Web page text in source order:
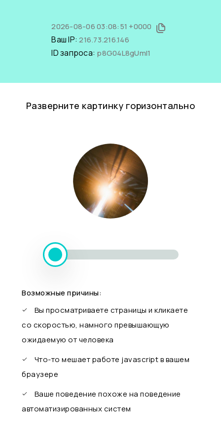
2026-08-06 03:08:51 +0000
Ваш IP:216.73.216.146
ID запроса: p8G04L8gUmI1
Разверните картинку горизонтально
Возможные причины:
Вы просматриваете страницы и кликаете
со скоростью, намного превышающую
ожидаемую от человека
Что-то мешает работе javascript в вашем
браузере
Ваше поведение похоже на поведение
автоматизированных систем